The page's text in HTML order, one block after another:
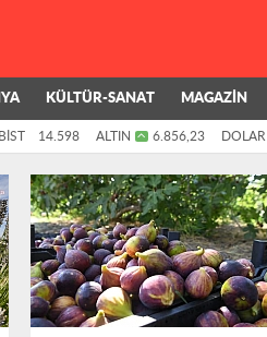
KÜLTÜR-SANAT MAGAZİN
BİST 14.598 ALTIN 6.856,23 DOLAR